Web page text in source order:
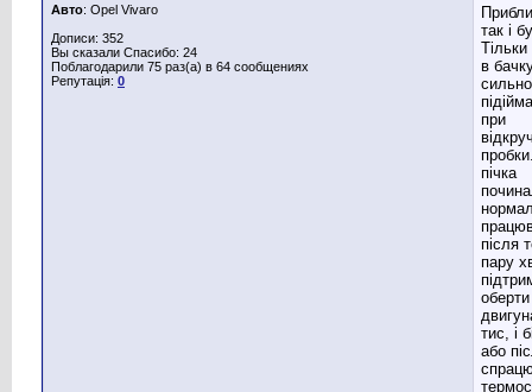
Авто: Opel Vivaro
Дописи: 352
Вы сказали Спасибо: 24
Поблагодарили 75 раз(а) в 64 сообщениях
Репутація: 0
так і
Тільки
в
сильно
при
пічка
після
пару
оберти
тис, і
або